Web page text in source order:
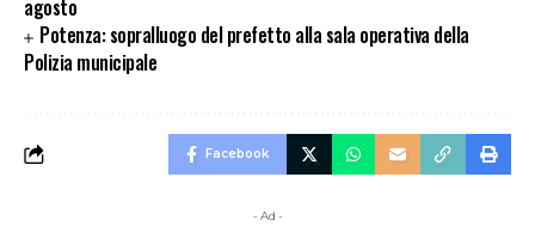
agosto
Potenza: sopralluogo del prefetto alla sala operativa della
Polizia municipale
Facebook
- Ad -